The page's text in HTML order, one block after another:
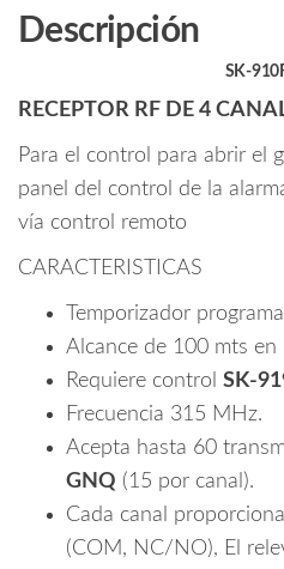
Inalámbrico
compatible
todos
transmisores
seco-
larm
cantidad
Descripción
SK-
RECEPTOR RF DE 4
Para el control para abrir el
panel del control de la
vía control remoto
CARACTERISTICAS
Temporizador
Alcance de 100 mts en
Requiere control SK-
Frecuencia 315 MHz.
Acepta hasta 60
GNQ (15 por canal).
Cada canal
(COM, NC/NO), El